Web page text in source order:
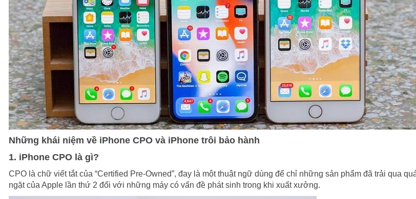
Những khái niệm về iPhone CPO và iPhone trôi bảo hành
1. iPhone CPO là gì?
CPO là chữ viết tắt của “Certified Pre-Owned”, đay là một thuật ngữ dùng để chỉ những sản phẩm đã trải qua
ngặt của Apple lần thứ 2 đối với những máy có vấn đề phát sinh trong khi xuất xưởng.